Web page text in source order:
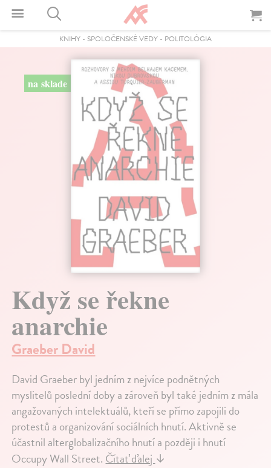
KNIHY - SPOLOČENSKÉ VEDY - POLITOLÓGIA
na sklade
Když se řekne
anarchie
Graeber David
David Graeber byl jedním z nejvíce podnětných
myslitelů poslední doby a zároveň byl také jedním z mála
angažovaných intelektuálů, kteří se přímo zapojili do
protestů a organizování sociálních hnutí. Aktivně se
účastnil alterglobalizačního hnutí a později i hnutí
Occupy Wall Street. Čítať ďalej ↓